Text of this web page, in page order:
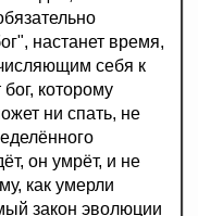
настанет время,
себя к
которому
ни спать, не
он умрёт, и не
как умерли
закон эволюции